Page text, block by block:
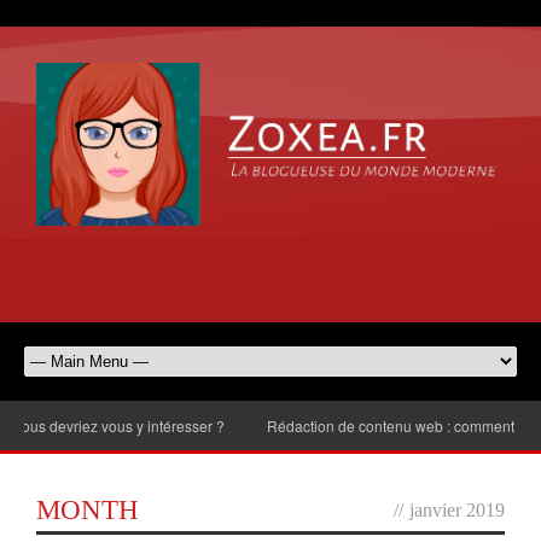
vous y intéresser ? Rédaction de contenu web : comment choisir le
MONTH // janvier 2019